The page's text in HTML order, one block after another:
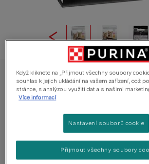
PURINA® PRO PLAN® CAT KITTEN Healthy Start,
kuřetem
PRO PLAN® Kitten Healthy
0 hodnocení
Dostupné velikosti balení: 400 g 1,5 kg
Když kliknete na „Přijmout všechny soubory
souhlas k jejich ukládání na vašem zařízení, což
stránce, s analýzou využití dat a s našimi
Více informací
Nastavení souborů cookie
Přijmout všechny soubory